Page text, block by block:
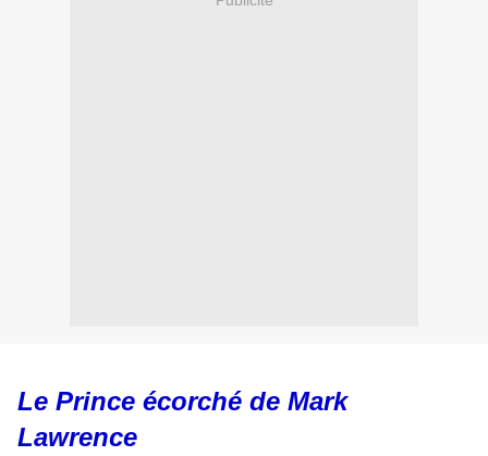
Le Prince écorché de Mark
Lawrence